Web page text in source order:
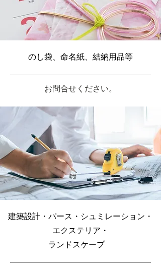
のし袋、命名紙、結納用品等
​お問合せください。
建築設計・パース・シュミレーション・
エクステリア・
ランドスケープ